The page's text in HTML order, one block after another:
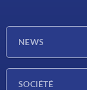
NEWS
SOCIÉTÉ